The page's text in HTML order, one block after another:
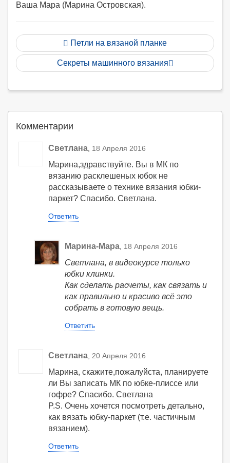
Ваша Мара (Марина Островская).
Петли на вязаной планке
Секреты машинного вязания
Комментарии
Светлана 18 Апреля 2016
Марина,здравствуйте. Вы в МК по
вязанию расклешеных юбок не
рассказываете о технике вязания юбки-
паркет? Спасибо. Светлана.
Ответить
Марина-Мара 18 Апреля 2016
Светлана, в видеокурсе только
юбки клинки.
Как сделать расчеты, как связать и
как правильно и красиво всё это
собрать в готовую вещь.
Ответить
Светлана 20 Апреля 2016
Марина, скажите,пожалуйста, планируете
ли Вы записать МК по юбке-плиссе или
гофре? Спасибо. Светлана
P.S. Очень хочется посмотреть детально,
как вязать юбку-паркет (т.е. частичным
вязанием).
Ответить